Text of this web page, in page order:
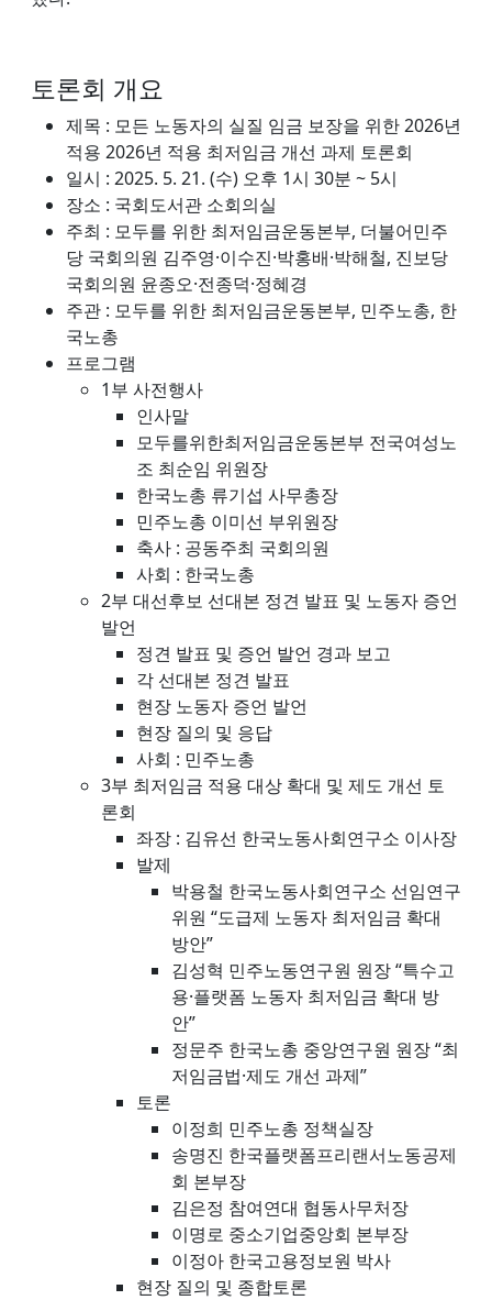
토론회 개요
제목 : 모든 노동자의 실질 임금 보장을 위한 2026년
적용 2026년 적용 최저임금 개선 과제 토론회
일시 : 2025. 5. 21. (수) 오후 1시 30분 ~ 5시
장소 : 국회도서관 소회의실
주최 : 모두를 위한 최저임금운동본부, 더불어민주
당 국회의원 김주영·이수진·박홍배·박해철, 진보당
국회의원 윤종오·전종덕·정혜경
주관 : 모두를 위한 최저임금운동본부, 민주노총, 한
국노총
프로그램
1부 사전행사
인사말
모두를위한최저임금운동본부 전국여성노
조 최순임 위원장
한국노총 류기섭 사무총장
민주노총 이미선 부위원장
축사 : 공동주최 국회의원
사회 : 한국노총
2부 대선후보 선대본 정견 발표 및 노동자 증언
발언
정견 발표 및 증언 발언 경과 보고
각 선대본 정견 발표
현장 노동자 증언 발언
현장 질의 및 응답
사회 : 민주노총
3부 최저임금 적용 대상 확대 및 제도 개선 토
론회
좌장 : 김유선 한국노동사회연구소 이사장
발제
박용철 한국노동사회연구소 선임연구
위원 “도급제 노동자 최저임금 확대
방안”
김성혁 민주노동연구원 원장 “특수고
용·플랫폼 노동자 최저임금 확대 방
안”
정문주 한국노총 중앙연구원 원장 “최
저임금법·제도 개선 과제”
토론
이정희 민주노총 정책실장
송명진 한국플랫폼프리랜서노동공제
회 본부장
김은정 참여연대 협동사무처장
이명로 중소기업중앙회 본부장
이정아 한국고용정보원 박사
현장 질의 및 종합토론